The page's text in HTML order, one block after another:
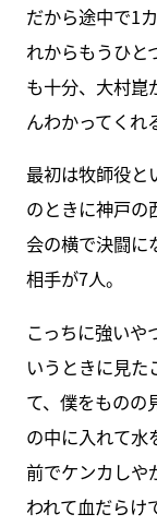
だから途中で1
れからもうひと
も十分、大村崑
んわかってくれ
最初は牧師役と
のときに神戸の
会の横で決闘に
相手が7人。
こっちに強いや
いうときに見た
て、僕をものの
の中に入れて水
前でケンカしや
われて血だらけ